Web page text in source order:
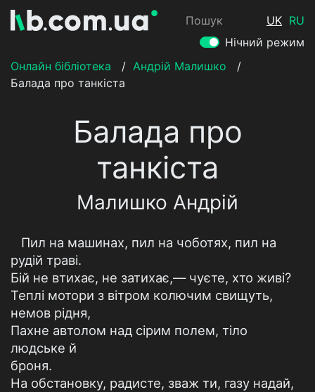
Пошук UK RU
Нічний режим
Онлайн бібліотека
/ Андрій Малишко
/
Балада про танкіста
Балада про
танкіста
Малишко Андрій
Пил на машинах, пил на чоботях, пил на
рудій траві.
Бій не втихає, не затихає,— чуєте, хто живі?
Теплі мотори з вітром колючим свищуть,
немов рідня,
Пахне автолом над сірим полем, тіло
людське й
броня.
На обстановку, радисте, зваж ти, газу надай,